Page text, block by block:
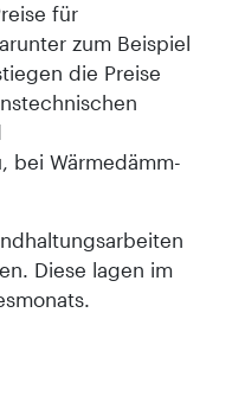
für
zum Beispiel
die Preise
bei Wärmedämm-
Diese lagen im